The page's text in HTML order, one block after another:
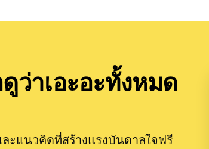
ว่าเอะอะทั้งหมด
ะแนวคิดที่สร้างแรงบันดาลใจฟรี